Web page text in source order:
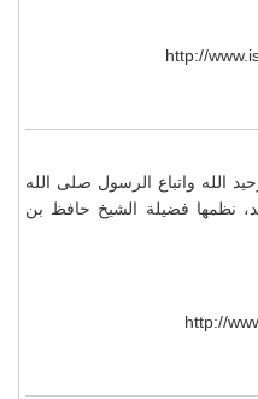
http://
الله واتباع الرسول صلى الله
نظمها فضيلة الشيخ حافظ بن
http://